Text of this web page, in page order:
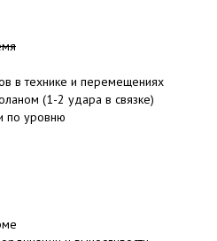
в технике и перемещениях
(1-2 удара в связке)
по уровню